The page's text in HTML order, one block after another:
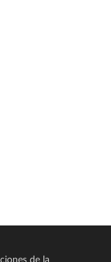
de la